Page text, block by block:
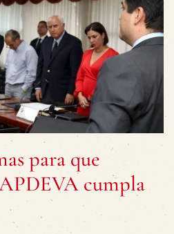
para que
cumpla